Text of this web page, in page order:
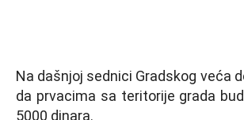
Na dašnjoj sednici Gradskog veća
da prvacima sa teritorije grada
5000 dinara.